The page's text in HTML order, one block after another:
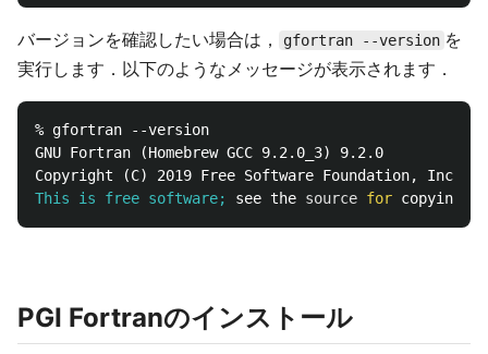
バージョンを確認したい場合は， gfortran --version を
実行します．以下のようなメッセージが表示されます．
% gfortran --version
GNU Fortran (Homebrew GCC 9.2.0_3) 9.2.0
This is free software;
see the source for copying
PGI Fortranのインストール